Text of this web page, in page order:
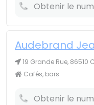
Obtenir le
Audebrand
19 Grande Rue, 86510
Cafés, bars
Obtenir le